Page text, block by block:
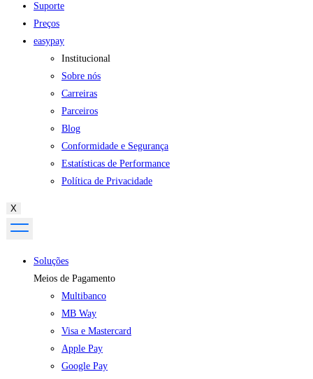
Suporte
Preços
easypay
Institucional
Sobre nós
Carreiras
Parceiros
Blog
Conformidade e Segurança
Estatísticas de Performance
Política de Privacidade
X
Soluções
Meios de Pagamento
Multibanco
MB Way
Visa e Mastercard
Apple Pay
Google Pay